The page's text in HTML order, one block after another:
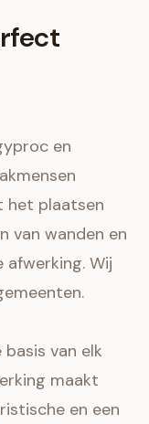
en
het plaatsen
van wanden en
Wij
van elk
maakt
en een